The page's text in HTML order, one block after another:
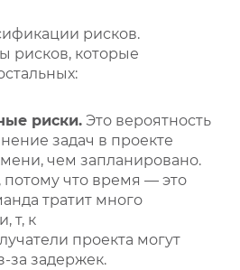
рисков.
рисков, которые
риски. Это вероятность
задач в проекте
чем запланировано.
потому что время — это
тратит много
т, к
проекта могут
за задержек.